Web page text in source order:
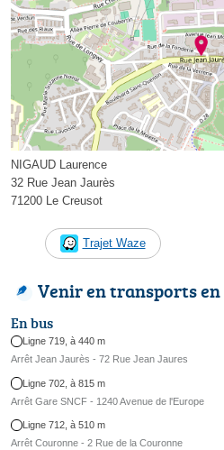
NIGAUD Laurence
32 Rue Jean Jaurès
71200 Le Creusot
Trajet Waze
Venir en transports
En bus
Ligne 719, à 440 m
Arrêt Jean Jaurès - 72 Rue Jean Jaures
Ligne 702, à 815 m
Arrêt Gare SNCF - 1240 Avenue de l'Europe
Ligne 712, à 510 m
Arrêt Couronne - 2 Rue de la Couronne